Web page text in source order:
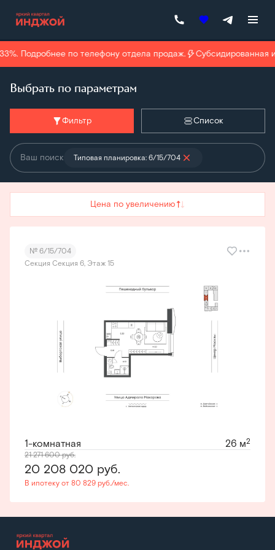
Подробнее по телефону отдела продаж. Субсидированная
Выбрать по параметрам
Фильтр Список
Ваш поиск Типовая планировка: 6/15/704
Цена по увеличению
№ 6/15/704
Секция Секция 6, Этаж 15
1-комнатная 26 м2
21 271 600руб.
20 208 020 руб.
В ипотеку от 80 829 руб./мес.